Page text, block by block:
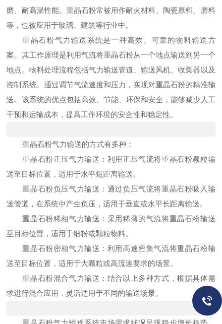
磨、耐高温性能。重晶石粉常被用作耐火材料、陶瓷原料、磨料
等，也被应用于玻璃、建筑等行业中。
重晶石粉气力输送系统是一种高效、可靠的物料输送方
案。其工作原理是利用气流将重晶石粉从一个地点输送到另一个
地点。物料处理流程包括气力输送管道、输送风机、收集器以及
控制系统。通过调节气流速度和压力，实现对重晶石粉的精准输
送。该系统的优点包括高效、节能、环保和安全，能够减少人工
干预和运输成本，提高工作环境的安全性和稳定性。
重晶石粉气力输送的方式有多种：
重晶石粉正压气力输送：利用正压气流将重晶石粉颗粒输
送至目标位置，适用于水平短距离输送。
重晶石粉负压气力输送：通过负压气流将重晶石粉吸入输
送管道，在系统中产生负压，适用于垂直或水平长距离输送。
重晶石粉稀相气力输送：采用稀薄的气流将重晶石粉输送
至目标位置，适用于细粉或颗粒物料。
重晶石粉密相气力输送：利用高速密集气流将重晶石粉输
送至目标位置，适用于大颗粒或高流速要求的场景。
重晶石粉混合气力输送：结合以上多种方式，根据具体需
求进行混合应用，灵活适用于不同的输送场景。